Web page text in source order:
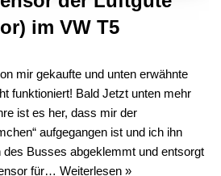
im VW T5
mir gekaufte und unten erwähnte
funktioniert! Bald Jetzt unten mehr
ist es her, dass mir der
aufgegangen ist und ich ihn
des Busses abgeklemmt und entsorgt
für… Weiterlesen »